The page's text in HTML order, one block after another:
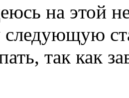
на этой
так как